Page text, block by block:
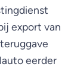
export van
eerder